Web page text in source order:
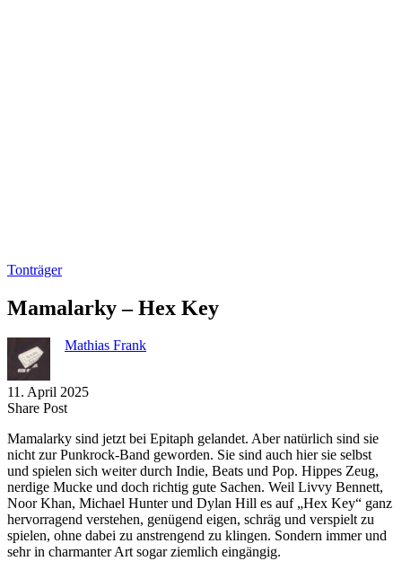
Tonträger
Mamalarky – Hex Key
Mathias Frank
11. April 2025
Share PostShare
Facebook
Copy
to
clipboard
Send
via
eMail
Mamalarky sind jetzt bei Epitaph gelandet. Aber natürlich sind sie
nicht zur Punkrock-Band geworden. Sie sind auch hier sie selbst
und spielen sich weiter durch Indie, Beats und Pop. Hippes Zeug,
nerdige Mucke und doch richtig gute Sachen. Weil Livvy Bennett,
Noor Khan, Michael Hunter und Dylan Hill es auf „Hex Key“ ganz
hervorragend verstehen, genügend eigen, schräg und verspielt zu
spielen, ohne dabei zu anstrengend zu klingen. Sondern immer und
sehr in charmanter Art sogar ziemlich eingängig.